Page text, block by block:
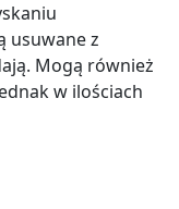
usuwane z
Mogą również
w ilościach